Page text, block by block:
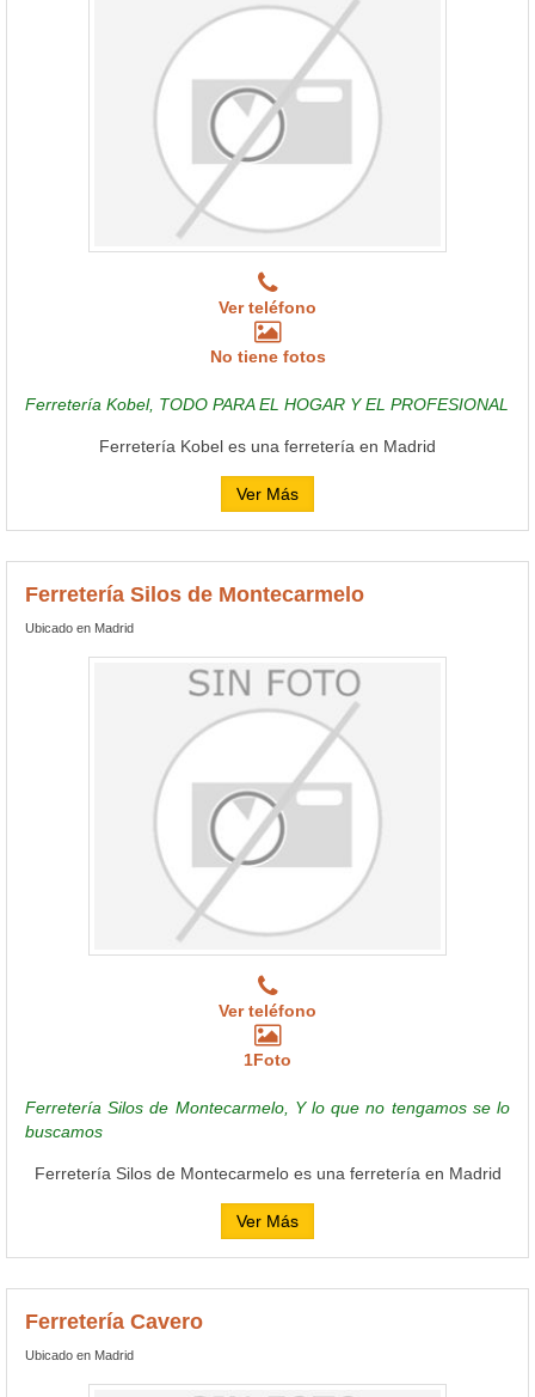
Ver teléfono
No tiene fotos
Ferretería Kobel, TODO PARA EL HOGAR Y EL PROFESIONAL
Ferretería Kobel es una ferretería en Madrid
Ver Más
Ferretería Silos de Montecarmelo
Ubicado en Madrid
Ver teléfono
1Foto
Ferretería Silos de Montecarmelo, Y lo que no tengamos se lo
buscamos
Ferretería Silos de Montecarmelo es una ferretería en Madrid
Ver Más
Ferretería Cavero
Ubicado en Madrid